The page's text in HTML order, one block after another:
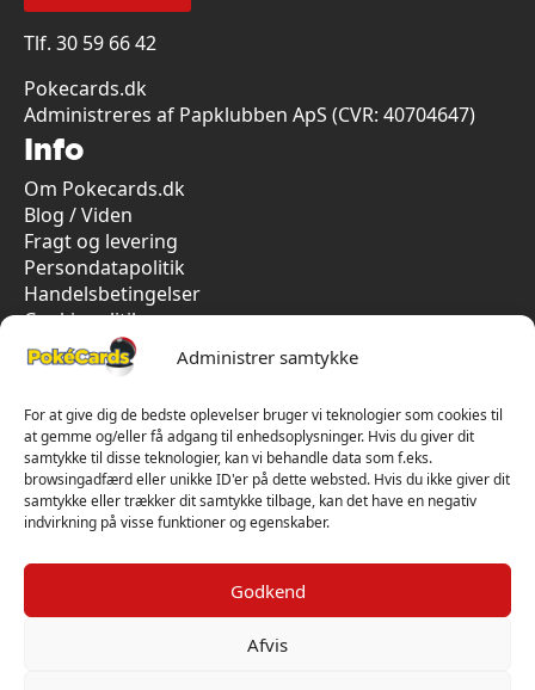
Administrer samtykke
For at give dig de bedste oplevelser bruger vi teknologier som cookies til
at gemme og/eller få adgang til enhedsoplysninger. Hvis du giver dit
samtykke til disse teknologier, kan vi behandle data som f.eks.
browsingadfærd eller unikke ID'er på dette websted. Hvis du ikke giver dit
samtykke eller trækker dit samtykke tilbage, kan det have en negativ
indvirkning på visse funktioner og egenskaber.
Godkend
Afvis
Tlf. 30 59 66 42
Pokecards.dk
Administreres af Papklubben ApS (CVR: 40704647)
Info
Om Pokecards.dk
Blog / Viden
Fragt og levering
Persondatapolitik
Handelsbetingelser
Cookiepolitik
Vi har kun 5-stjernet anmeldelser på Trustpilot